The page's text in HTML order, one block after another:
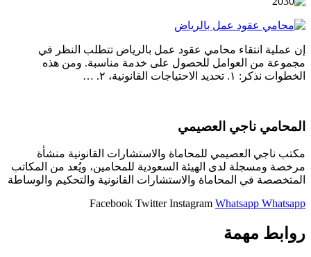
إن عملية انتقاء محامي عقود عمل بالرياض تتطلب النظر في
مجموعة من العوامل للحصول على خدمة مناسبة. ومن هذه
الخطوات نذكر: ١. تحديد الاحتياجات القانونية، ٢. …
المحامي ناجي العصيمي
مكتب ناجي العصيمي للمحاماة والاستشارات القانونية منشأة
مرخصة ومسجلة لدى الهيئة السعودية للمحامين، ويُعد من المكاتب
المتخصصة في المحاماة والاستشارات القانونية والتحكيم والوساطة
Facebook Twitter Instagram Whatsapp Whatsapp
روابط مهمة